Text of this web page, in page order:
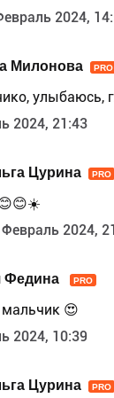
2024,
Милонова PRO
улыбаюсь,
2024, 21:43
Цурина PRO
2024,
Федина PRO
😍
2024, 10:39
Цурина PRO